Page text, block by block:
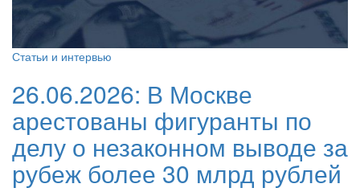
Статьи и интервью
26.06.2026: В Москве
арестованы фигуранты по
делу о незаконном выводе за
рубеж более 30 млрд рублей